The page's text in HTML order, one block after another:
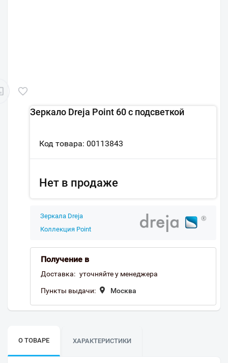
Зеркало Dreja Point 60 c подсветкой
Код товара: 00113843
Нет в продаже
Зеркала Dreja
Коллекция Point
Получение в
Доставка: уточняйте у менеджера
Пункты выдачи: Москва
О ТОВАРЕ ХАРАКТЕРИСТИКИ